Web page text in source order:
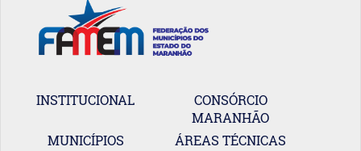
INSTITUCIONAL
CONSÓRCIO
MARANHÃO
MUNICÍPIOS
ÁREAS TÉCNICAS